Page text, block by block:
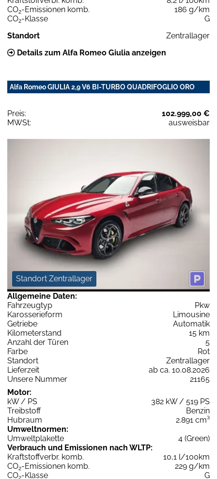
CO2-Emissionen komb.
186 g/km
CO2-Klasse
G
Standort
Zentrallager
Details zum Alfa Romeo Giulia anzeigen
Alfa Romeo GIULIA 2,9 V6 BI-TURBO QUADRIFOGLIO ORO
Preis:
102.999,00 €
MWSt:
ausweisbar
Standort Zentrallager
Allgemeine Daten:
Fahrzeugtyp
Pkw
Karosserieform
Limousine
Getriebe
Automatik
Kilometerstand
15 km
Anzahl der Türen
5
Farbe
Rot
Standort
Zentrallager
Lieferzeit
ab ca. 10.08.2026
Unsere Nummer
21165
Motor:
kW / PS
382 kW / 519 PS
Treibstoff
Benzin
Hubraum
2.891 cm³
Umweltnormen:
Umweltplakette
4 (Green)
Verbrauch und Emissionen nach WLTP:
Kraftstoffverbr. komb.
10,1 l/100km
CO2-Emissionen komb.
229 g/km
CO2-Klasse G